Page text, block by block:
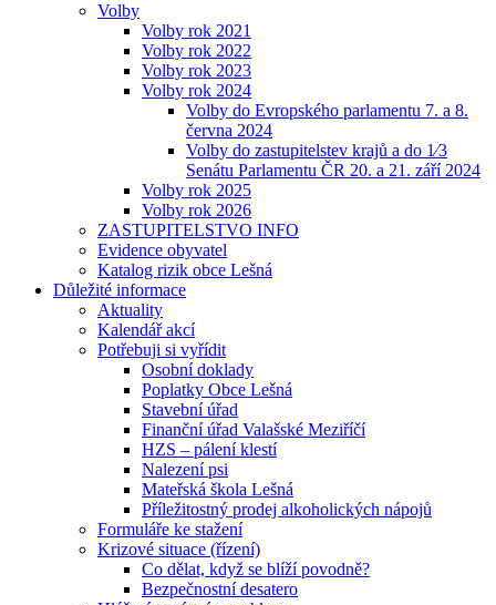
Volby
Volby rok 2021
Volby rok 2022
Volby rok 2023
Volby rok 2024
Volby do Evropského parlamentu 7. a 8.
června 2024
Volby do zastupitelstev krajů a do 1⁄3
Senátu Parlamentu ČR 20. a 21. září 2024
Volby rok 2025
Volby rok 2026
ZASTUPITELSTVO INFO
Evidence obyvatel
Katalog rizik obce Lešná
Důležité informace
Aktuality
Kalendář akcí
Potřebuji si vyřídit
Osobní doklady
Poplatky Obce Lešná
Stavební úřad
Finanční úřad Valašské Meziříčí
HZS – pálení klestí
Nalezení psi
Mateřská škola Lešná
Příležitostný prodej alkoholických nápojů
Formuláře ke stažení
Krizové situace (řízení)
Co dělat, když se blíží povodně?
Bezpečnostní desatero